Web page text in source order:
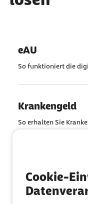
Cookie-
eAU
So funktioniert die
Krankengeld
So erhalten Sie
Ganz einfach online